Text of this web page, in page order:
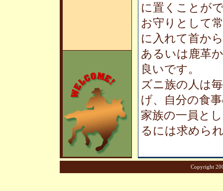
に置くことが
お守りとして
に入れて首か
あるいは鹿革
良いです。
ズニ族の人は
げ、自分の食
家族の一員と
るには求めら
Copyright